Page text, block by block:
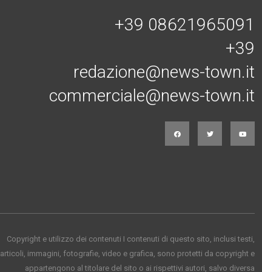
+39 08621965091
+39
redazione@news-town.it
commerciale@news-town.it
Copyright e utilizzo dei contenuti I contenuti di questo sito, inclusi testi,
articoli, immagini, fotografie, video e grafica, sono protetti da copyright e
appartengono al titolare del sito o ai rispettivi autori, salvo diversa